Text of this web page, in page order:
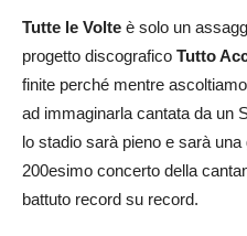
Tutte le Volte è solo un
progetto discografico Tutto
finite perché mentre ascoltiamo
ad immaginarla cantata da un
lo stadio sarà pieno e sarà
200esimo concerto della
battuto record su record.